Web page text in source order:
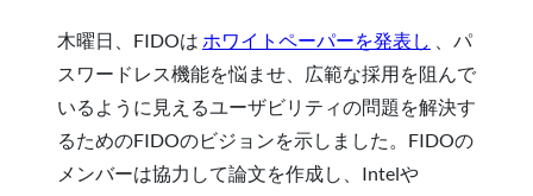
木曜日、FIDOは ホワイトペーパーを発表し
、パ
スワードレス機能を悩ませ、広範な採用を阻んで
いるように見えるユーザビリティの問題を解決す
るためのFIDOのビジョンを示しました。FIDOの
メンバーは協力して論文を作成し、Intelや